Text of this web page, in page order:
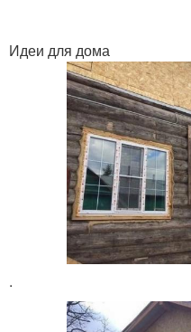
Идеи для дома
.